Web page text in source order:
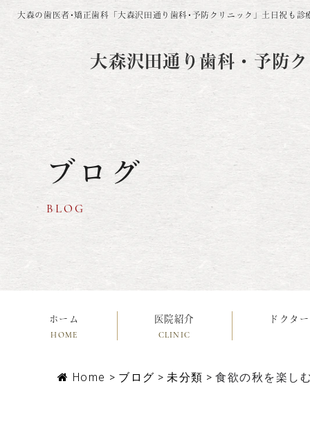
大森の歯医者･矯正歯科「大森沢田通り歯科･予防クリニック」 土日祝も診
大森沢田通り歯科・予防
ブログ
BLOG
ホーム
HOME
医院紹介
CLINIC
ドクタ
Home > ブログ > 未分類 > 食欲の秋を楽し